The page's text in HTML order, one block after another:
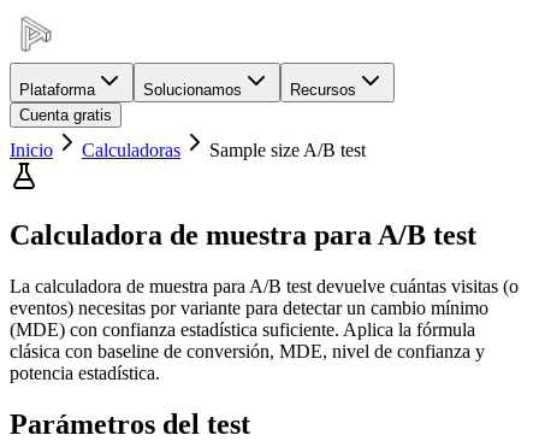
Plataforma Solucionamos
Recursos
Cuenta gratis
Inicio Calculadoras Sample size A/B test
Calculadora de muestra para A/B test
La calculadora de muestra para A/B test devuelve cuántas visitas (o
eventos) necesitas por variante para detectar un cambio mínimo
(MDE) con confianza estadística suficiente. Aplica la fórmula
clásica con baseline de conversión, MDE, nivel de confianza y
potencia estadística.
Parámetros del test